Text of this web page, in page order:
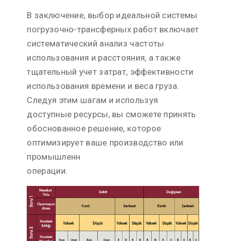
В заключение, выбор идеальной системы
погрузочно-трансферных работ включает
систематический анализ частоты
использования и расстояния, а также
тщательный учет затрат, эффективности
использования времени и веса груза.
Следуя этим шагам и используя
доступные ресурсы, вы сможете принять
обоснованное решение, которое
оптимизирует ваше производство или
промышленн
операции.